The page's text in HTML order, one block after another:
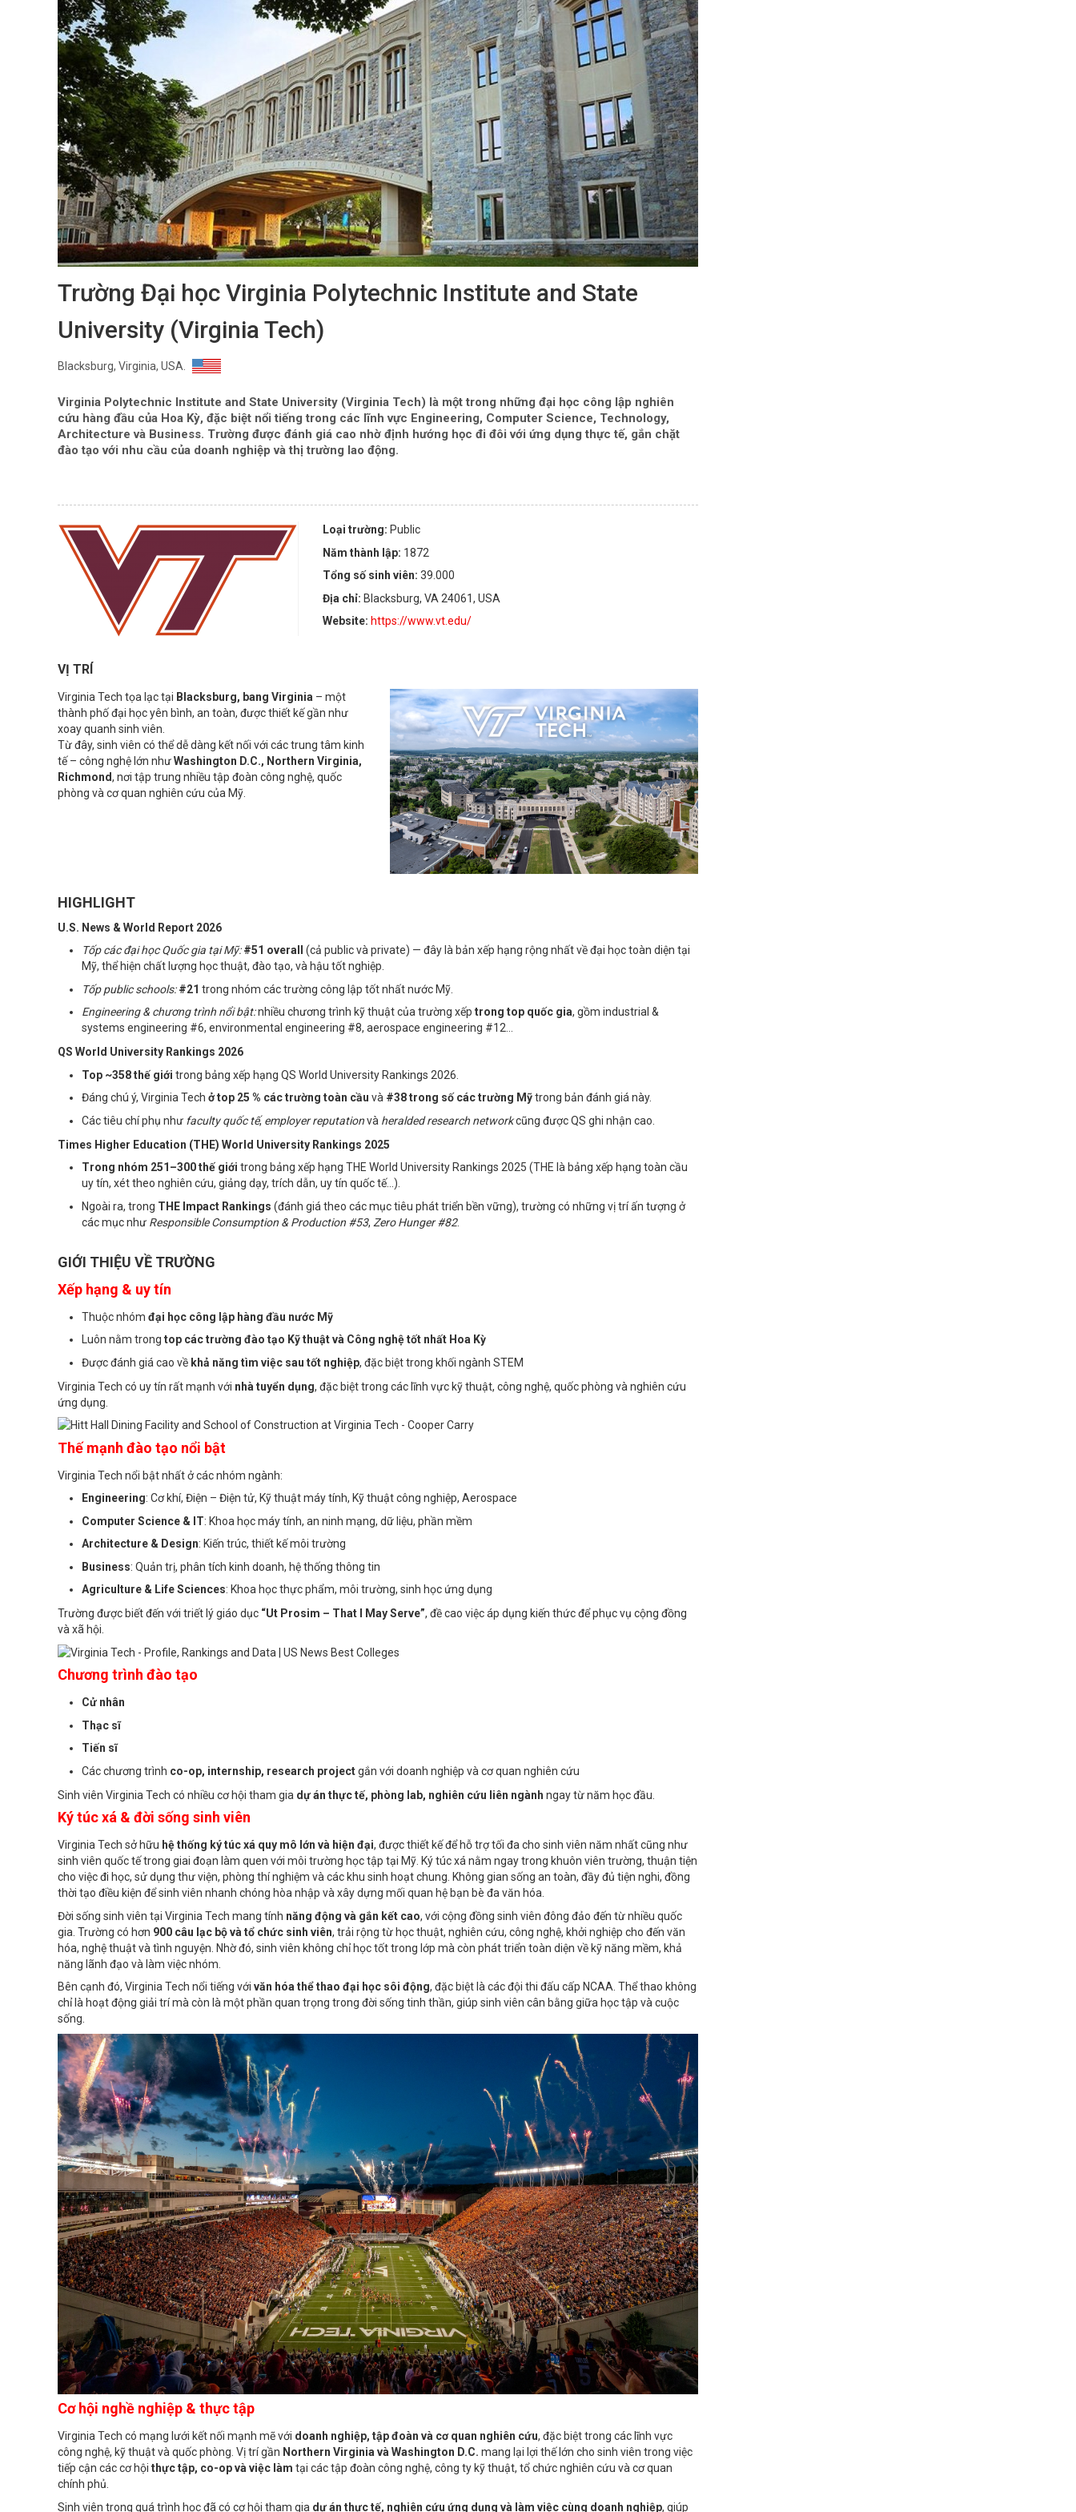
Trường Đại học Virginia Polytechnic Institute and State
University (Virginia Tech)
Blacksburg, Virginia, USA.
Virginia Polytechnic Institute and State University (Virginia Tech) là một trong những đại học công lập nghiên
cứu hàng đầu của Hoa Kỳ, đặc biệt nổi tiếng trong các lĩnh vực Engineering, Computer Science, Technology,
Architecture và Business. Trường được đánh giá cao nhờ định hướng học đi đôi với ứng dụng thực tế, gắn chặt
đào tạo với nhu cầu của doanh nghiệp và thị trường lao động.
Loại trường: Public
Năm thành lập: 1872
Tổng số sinh viên:39.000
Địa chỉ:Blacksburg, VA 24061, USA
Website: https://www.vt.edu/
VỊ TRÍ
Virginia Tech tọa lạc tại Blacksburg, bang Virginia – một
thành phố đại học yên bình, an toàn, được thiết kế gần như
xoay quanh sinh viên.
Từ đây, sinh viên có thể dễ dàng kết nối với các trung tâm kinh
tế – công nghệ lớn nhưWashington D.C., Northern Virginia,
Richmond, nơi tập trung nhiều tập đoàn công nghệ, quốc
phòng và cơ quan nghiên cứu của Mỹ.
HIGHLIGHT
U.S. News & World Report 2026
Tốp các đại học Quốc gia tại Mỹ: #51 overall
(cả public và private) — đây là bản xếp hạng rộng nhất về đại học toàn diện tại
Mỹ, thể hiện chất lượng học thuật, đào tạo, và hậu tốt nghiệp.
Tốp public schools: #21 trong nhóm các trường công lập tốt nhất nước Mỹ.
Engineering & chương trình nổi bật:nhiều chương trình kỹ thuật của trường xếp trong top quốc gia, gồm industrial &
systems engineering #6, environmental engineering #8, aerospace engineering #12…
QS World University Rankings 2026
Top ~358 thế giới trong bảng xếp hạng QS World University Rankings 2026.
Đáng chú ý, Virginia Tech ở top 25 % các trường toàn cầu và #38 trong số các trường Mỹtrong bản đánh giá này.
Các tiêu chí phụ như faculty quốc tế,employer reputationvà heralded research networkcũng được QS ghi nhận cao.
Times Higher Education (THE) World University Rankings 2025
Trong nhóm 251–300 thế giới trong bảng xếp hạng THE World University Rankings 2025 (THE là bảng xếp hạng toàn cầu
uy tín, xét theo nghiên cứu, giảng dạy, trích dẫn, uy tín quốc tế…).
Ngoài ra, trong THE Impact Rankings (đánh giá theo các mục tiêu phát triển bền vững), trường có những vị trí ấn tượng ở
các mục như Responsible Consumption & Production #53, Zero Hunger #82.
GIỚI THIỆU VỀ TRƯỜNG
Xếp hạng & uy tín
Thuộc nhóm đại học công lập hàng đầu nước Mỹ
Luôn nằm trong top các trường đào tạo Kỹ thuật và Công nghệ tốt nhất Hoa Kỳ
Được đánh giá cao về khả năng tìm việc sau tốt nghiệp, đặc biệt trong khối ngành STEM
Virginia Tech có uy tín rất mạnh với nhà tuyển dụng, đặc biệt trong các lĩnh vực kỹ thuật, công nghệ, quốc phòng và nghiên cứu
ứng dụng.
Thế mạnh đào tạo nổi bật
Virginia Tech nổi bật nhất ở các nhóm ngành:
Engineering: Cơ khí, Điện – Điện tử, Kỹ thuật máy tính, Kỹ thuật công nghiệp, Aerospace
Computer Science & IT: Khoa học máy tính, an ninh mạng, dữ liệu, phần mềm
Architecture & Design: Kiến trúc, thiết kế môi trường
Business: Quản trị, phân tích kinh doanh, hệ thống thông tin
Agriculture & Life Sciences: Khoa học thực phẩm, môi trường, sinh học ứng dụng
Trường được biết đến với triết lý giáo dục “Ut Prosim – That I May Serve”, đề cao việc áp dụng kiến thức để phục vụ cộng đồng
và xã hội.
Chương trình đào tạo
Cử nhân
Thạc sĩ
Tiến sĩ
Các chương trình co-op, internship, research projectgắn với doanh nghiệp và cơ quan nghiên cứu
Sinh viên Virginia Tech có nhiều cơ hội tham gia dự án thực tế, phòng lab, nghiên cứu liên ngành ngay từ năm học đầu.
Ký túc xá & đời sống sinh viên
Virginia Tech sở hữu hệ thống ký túc xá quy mô lớn và hiện đại, được thiết kế để hỗ trợ tối đa cho sinh viên năm nhất cũng như
sinh viên quốc tế trong giai đoạn làm quen với môi trường học tập tại Mỹ. Ký túc xá nằm ngay trong khuôn viên trường, thuận tiện
cho việc đi học, sử dụng thư viện, phòng thí nghiệm và các khu sinh hoạt chung. Không gian sống an toàn, đầy đủ tiện nghi, đồng
thời tạo điều kiện để sinh viên nhanh chóng hòa nhập và xây dựng mối quan hệ bạn bè đa văn hóa.
Đời sống sinh viên tại Virginia Tech mang tính năng động và gắn kết cao, với cộng đồng sinh viên đông đảo đến từ nhiều quốc
gia. Trường có hơn 900 câu lạc bộ và tổ chức sinh viên, trải rộng từ học thuật, nghiên cứu, công nghệ, khởi nghiệp cho đến văn
hóa, nghệ thuật và tình nguyện. Nhờ đó, sinh viên không chỉ học tốt trong lớp mà còn phát triển toàn diện về kỹ năng mềm, khả
năng lãnh đạo và làm việc nhóm.
Bên cạnh đó, Virginia Tech nổi tiếng với văn hóa thể thao đại học sôi động, đặc biệt là các đội thi đấu cấp NCAA. Thể thao không
chỉ là hoạt động giải trí mà còn là một phần quan trọng trong đời sống tinh thần, giúp sinh viên cân bằng giữa học tập và cuộc
sống.
Cơ hội nghề nghiệp & thực tập
Virginia Tech có mạng lưới kết nối mạnh mẽ với doanh nghiệp, tập đoàn và cơ quan nghiên cứu, đặc biệt trong các lĩnh vực
công nghệ, kỹ thuật và quốc phòng. Vị trí gần Northern Virginia và Washington D.C. mang lại lợi thế lớn cho sinh viên trong việc
tiếp cận các cơ hội thực tập, co-op và việc làm tại các tập đoàn công nghệ, công ty kỹ thuật, tổ chức nghiên cứu và cơ quan
chính phủ.
Sinh viên trong quá trình học đã có cơ hội tham gia dự án thực tế, nghiên cứu ứng dụng và làm việc cùng doanh nghiệp, giúp